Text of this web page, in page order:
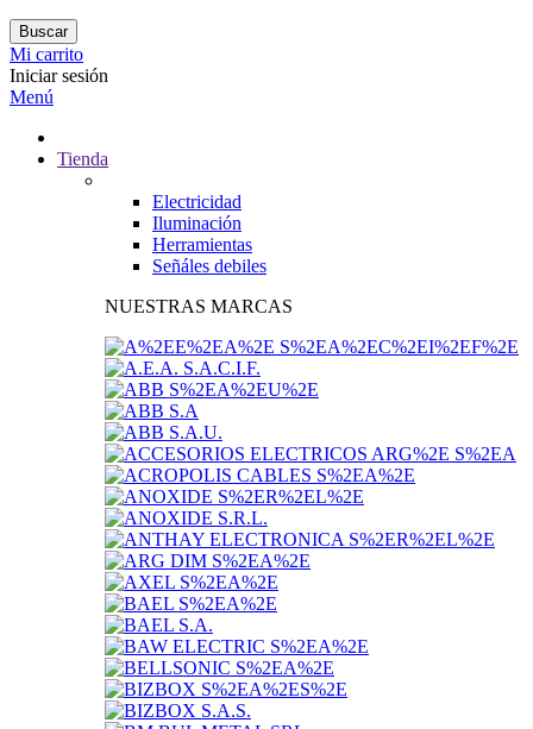
Buscar
Mi carrito
Iniciar sesión
Menú
Tienda
Electricidad
Iluminación
Herramientas
Señáles debiles
NUESTRAS MARCAS